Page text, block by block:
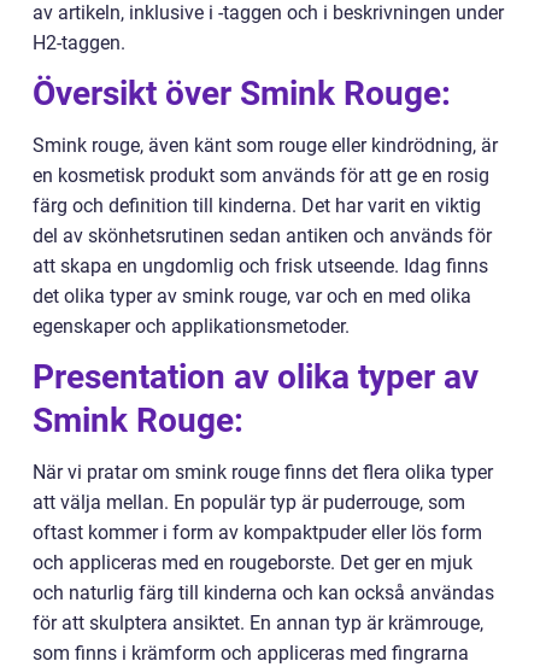
av artikeln, inklusive i -taggen och i beskrivningen under
H2-taggen.
Översikt över Smink Rouge:
Smink rouge, även känt som rouge eller kindrödning, är
en kosmetisk produkt som används för att ge en rosig
färg och definition till kinderna. Det har varit en viktig
del av skönhetsrutinen sedan antiken och används för
att skapa en ungdomlig och frisk utseende. Idag finns
det olika typer av smink rouge, var och en med olika
egenskaper och applikationsmetoder.
Presentation av olika typer av
Smink Rouge:
När vi pratar om smink rouge finns det flera olika typer
att välja mellan. En populär typ är puderrouge, som
oftast kommer i form av kompaktpuder eller lös form
och appliceras med en rougeborste. Det ger en mjuk
och naturlig färg till kinderna och kan också användas
för att skulptera ansiktet. En annan typ är krämrouge,
som finns i krämform och appliceras med fingrarna